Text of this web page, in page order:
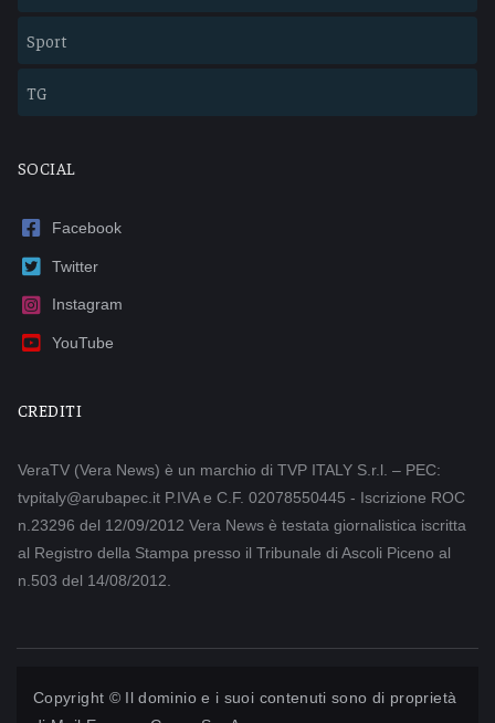
Sport
TG
SOCIAL
Facebook
Twitter
Instagram
YouTube
CREDITI
VeraTV (Vera News) è un marchio di TVP ITALY S.r.l. – PEC:
tvpitaly@arubapec.it P.IVA e C.F. 02078550445 - Iscrizione ROC
n.23296 del 12/09/2012 Vera News è testata giornalistica iscritta
al Registro della Stampa presso il Tribunale di Ascoli Piceno al
n.503 del 14/08/2012.
Copyright © Il dominio e i suoi contenuti sono di proprietà